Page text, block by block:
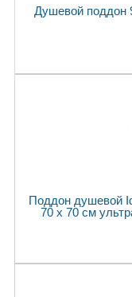
Душевой поддон
Поддон душевой
70 x 70 см